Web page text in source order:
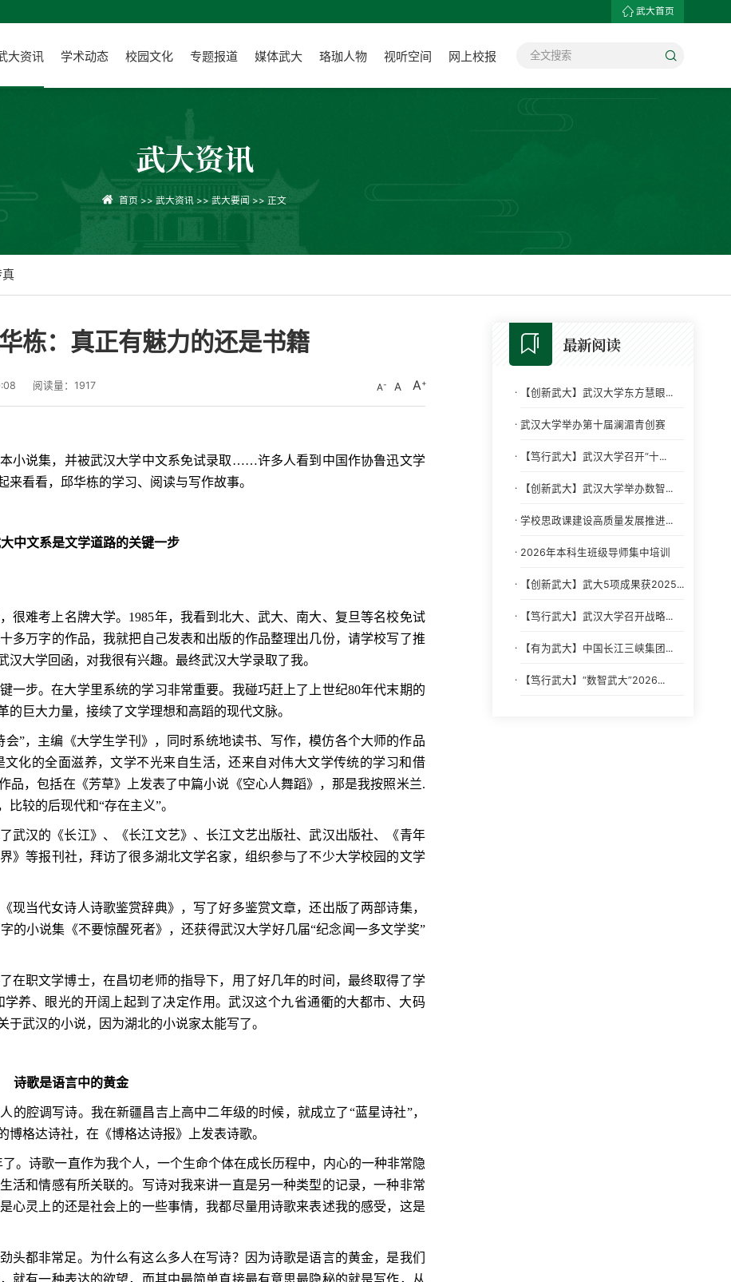
武大首页
大资讯 学术动态 校园文化 专题报道 媒体武大 珞珈人物 视听空间 网上校报
武大资讯
首页 >>武大资讯 >>武大要闻 >> 正文
栋：真正有魅力的还是书籍
阅读量：1917 A A A
小说集，并被武汉大学中文系免试录取……许多人看到中国作协鲁迅文学
看看，邱华栋的学习、阅读与写作故事。
中文系是文学道路的关键一步
很难考上名牌大学。 1985年，我看到北大、武大、南大、复旦等名校免试
多万字的作品，我就把自己发表和出版的作品整理出几份，请学校写了推
大学回函，对我很有兴趣。最终武汉大学录取了我。
一步。在大学里系统的学习非常重要。我碰巧赶上了上世纪80年代末期的
巨大力量，接续了文学理想和高蹈的现代文脉。
”，主编《大学生学刊》，同时系统地读书、写作，模仿各个大师的作品
化的全面滋养，文学不光来自生活，还来自对伟大文学传统的学习和借
品，包括在《芳草》上发表了中篇小说《空心人舞蹈》，那是我按照米兰.
较的后现代和“存在主义”。
武汉的《长江》、《长江文艺》、长江文艺出版社、武汉出版社、《青年
》等报刊社，拜访了很多湖北文学名家，组织参与了不少大学校园的文学
现当代女诗人诗歌鉴赏辞典》，写了好多鉴赏文章，还出版了两部诗集，
的小说集《不要惊醒死者》，还获得武汉大学好几届“纪念闻一多文学奖”
在职文学博士，在昌切老师的指导下，用了好几年的时间，最终取得了学
养、眼光的开阔上起到了决定作用。武汉这个九省通衢的大都市、大码
武汉的小说，因为湖北的小说家太能写了。
诗歌是语言中的黄金
的腔调写诗。我在新疆昌吉上高中二年级的时候，就成立了“蓝星诗社”，
格达诗社，在《博格达诗报》上发表诗歌。
了。诗歌一直作为我个人，一个生命个体在成长历程中，内心的一种非常隐
活和情感有所关联的。写诗对我来讲一直是另一种类型的记录，一种非常
心灵上的还是社会上的一些事情，我都尽量用诗歌来表述我的感受，这是
头都非常足。为什么有这么多人在写诗？因为诗歌是语言的黄金，是我们
就有一种表达的欲望，而其中最简单直接最有意思最隐秘的就是写作，从
最新阅读
· 【创新武大】武汉大学东方慧眼...
· 武汉大学举办第十届澜湄青创赛
· 【笃行武大】武汉大学召开“十...
· 【创新武大】武汉大学举办数智...
· 学校思政课建设高质量发展推进...
· 2026年本科生班级导师集中培训
· 【创新武大】武大5项成果获2025...
· 【笃行武大】武汉大学召开战略...
· 【有为武大】中国长江三峡集团...
· 【笃行武大】“数智武大”2026...